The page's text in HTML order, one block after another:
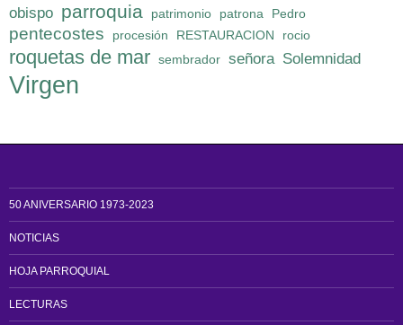
obispo parroquia patrimonio patrona Pedro
pentecostes procesión RESTAURACION rocio
roquetas de mar sembrador señora Solemnidad
Virgen
50 ANIVERSARIO 1973-2023
NOTICIAS
HOJA PARROQUIAL
LECTURAS